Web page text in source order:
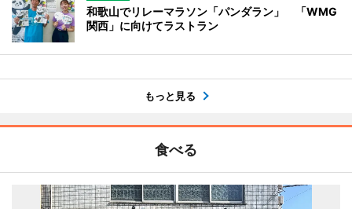
和歌山でリレーマラソン「パンダラン」 「WMG
関西」に向けてラストラン
もっと見る
食べる